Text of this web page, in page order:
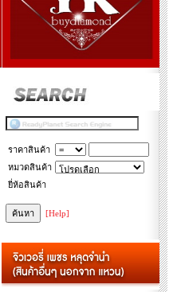
ราคาสินค้า
หมวดสินค้า
ยี่ห้อสินค้า
[Help]